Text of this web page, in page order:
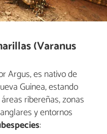
(Varanus
Argus, es nativo de
Guinea, estando
ribereñas, zonas
y entornos
: